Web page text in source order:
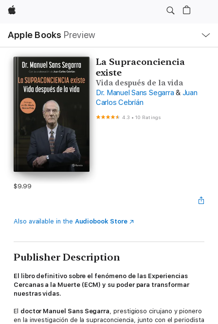
Apple
Apple Books Preview
Nav
Open
Menu
La Supraconciencia
existe
Vida después de la vida
Dr. Manuel Sans Segarra & Juan
Carlos Cebrián
4.3 •10 Ratings
$9.99
Also available in the Audiobook Store
Publisher Description
El libro definitivo sobre el fenómeno de las Experiencias
Cercanas a la Muerte (ECM) y su poder para transformar
nuestras vidas.
El doctor Manuel Sans Segarra , prestigioso cirujano y pionero
en la investigación de la supraconciencia, junto con el periodista